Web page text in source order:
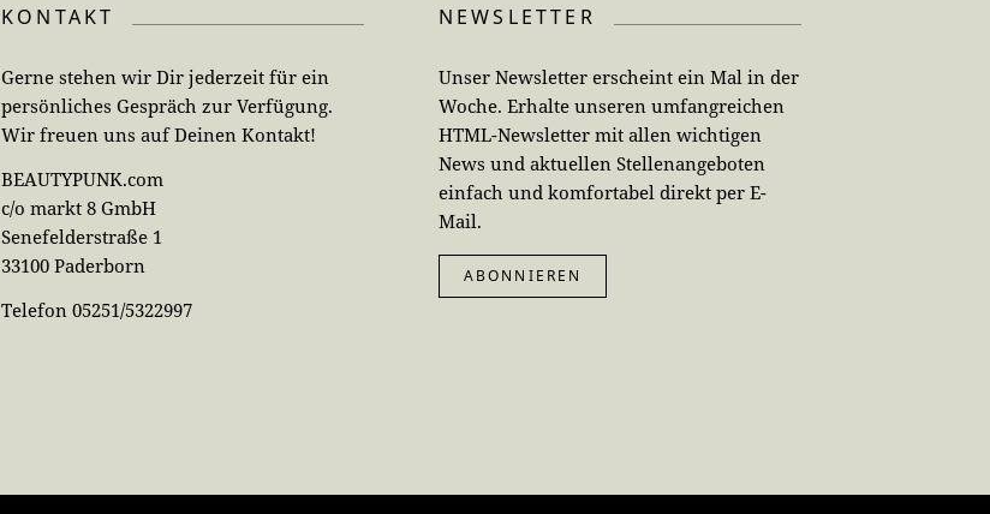
KONTAKT
Gerne stehen wir Dir jederzeit für ein
persönliches Gespräch zur Verfügung.
Wir freuen uns auf Deinen Kontakt!
BEAUTYPUNK.com
c/o markt 8 GmbH
Senefelderstraße 1
33100 Paderborn
Telefon 05251/5322997
NEWSLETTER
Unser Newsletter erscheint ein Mal in der
Woche. Erhalte unseren umfangreichen
HTML-Newsletter mit allen wichtigen
News und aktuellen Stellenangeboten
einfach und komfortabel direkt per E-
Mail.
ABONNIEREN